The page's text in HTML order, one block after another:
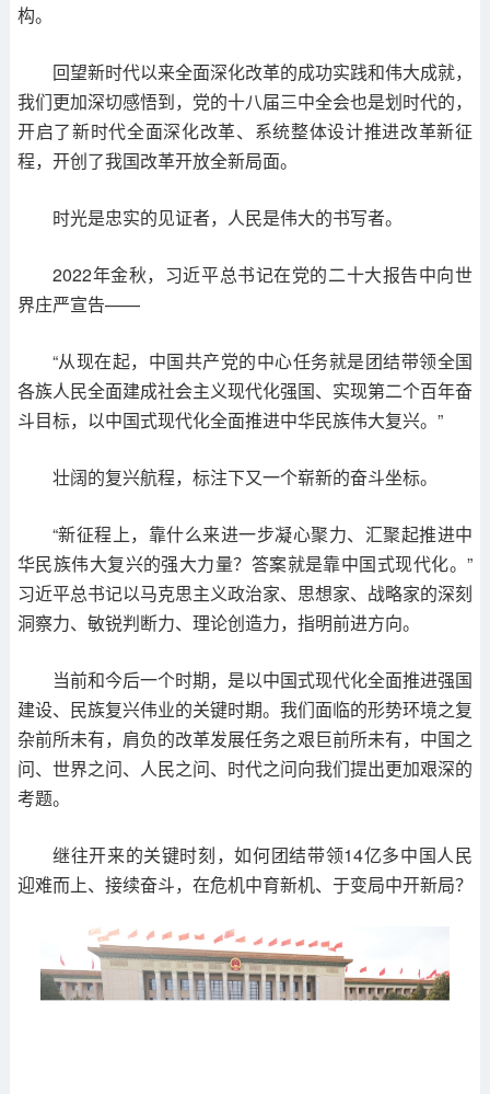
构。
回望新时代以来全面深化改革的成功实践和伟大成就，
我们更加深切感悟到，党的十八届三中全会也是划时代的，
开启了新时代全面深化改革、系统整体设计推进改革新征
程，开创了我国改革开放全新局面。
时光是忠实的见证者，人民是伟大的书写者。
2022年金秋，习近平总书记在党的二十大报告中向世
界庄严宣告——
“从现在起，中国共产党的中心任务就是团结带领全国
各族人民全面建成社会主义现代化强国、实现第二个百年奋
斗目标，以中国式现代化全面推进中华民族伟大复兴。”
壮阔的复兴航程，标注下又一个崭新的奋斗坐标。
“新征程上，靠什么来进一步凝心聚力、汇聚起推进中
华民族伟大复兴的强大力量？答案就是靠中国式现代化。”
习近平总书记以马克思主义政治家、思想家、战略家的深刻
洞察力、敏锐判断力、理论创造力，指明前进方向。
当前和今后一个时期，是以中国式现代化全面推进强国
建设、民族复兴伟业的关键时期。我们面临的形势环境之复
杂前所未有，肩负的改革发展任务之艰巨前所未有，中国之
问、世界之问、人民之问、时代之问向我们提出更加艰深的
考题。
继往开来的关键时刻，如何团结带领14亿多中国人民
迎难而上、接续奋斗，在危机中育新机、于变局中开新局？